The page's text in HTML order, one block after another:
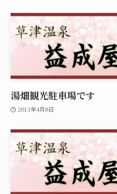
湯畑観光駐車場です
2013年4月8日